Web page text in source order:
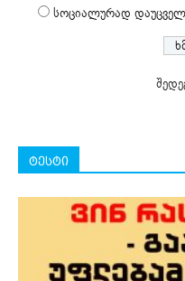
სოციალურად
ტესტი